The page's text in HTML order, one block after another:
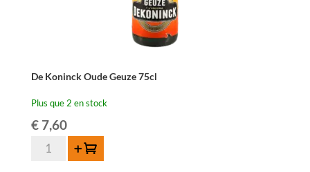
De Koninck Oude Geuze 75cl
Plus que 2 en stock
€7,60
quantité
Ajouter au panier